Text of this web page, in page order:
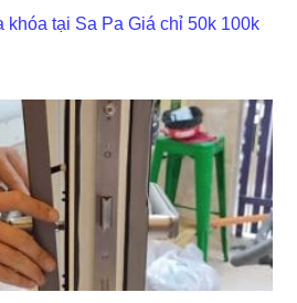
khóa tại Sa Pa Giá chỉ 50k 100k